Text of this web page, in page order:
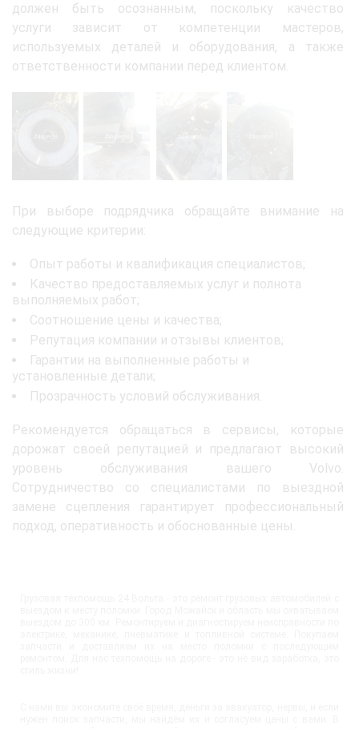
должен быть осознанным, поскольку качество
услуги зависит от компетенции мастеров,
используемых деталей и оборудования, а также
ответственности компании перед клиентом.
При выборе подрядчика обращайте внимание на
следующие критерии:
Опыт работы и квалификация специалистов;
Качество предоставляемых услуг и полнота
выполняемых работ;
Соотношение цены и качества;
Репутация компании и отзывы клиентов;
Гарантии на выполненные работы и
установленные детали;
Прозрачность условий обслуживания.
Рекомендуется обращаться в сервисы, которые
дорожат своей репутацией и предлагают высокий
уровень обслуживания вашего Volvo.
Сотрудничество со специалистами по выездной
замене сцепления гарантирует профессиональный
подход, оперативность и обоснованные цены.